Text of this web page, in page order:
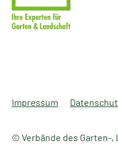
© Verbände des Garten-,
Impressum